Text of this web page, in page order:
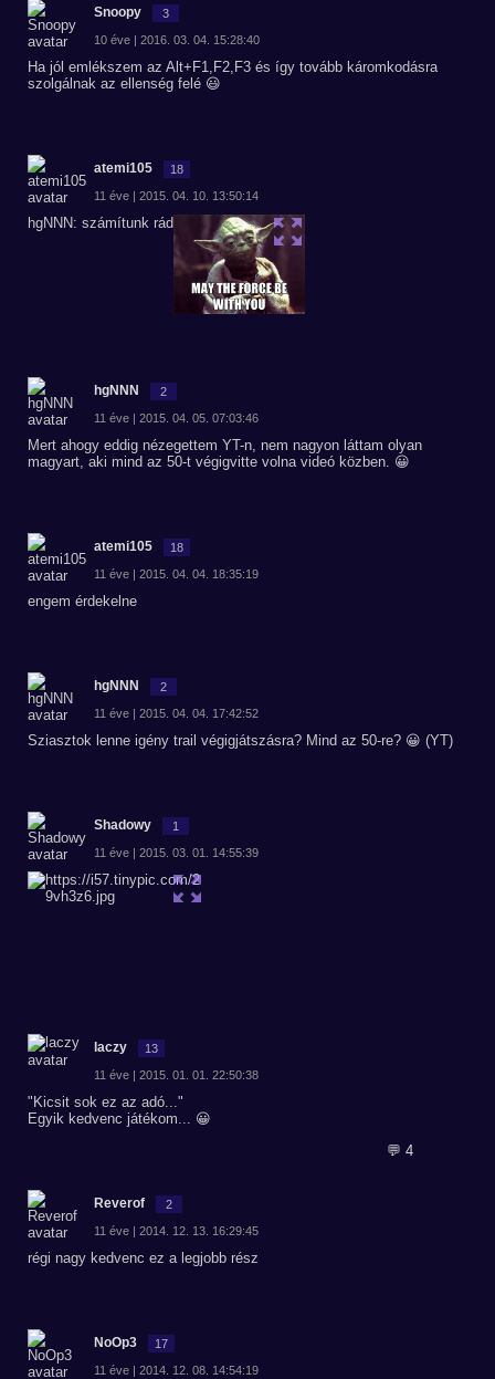
Snoopy 3
10 éve | 2016. 03. 04. 15:28:40
Ha jól emlékszem az Alt+F1,F2,F3 és így tovább káromkodásra
szolgálnak az ellenség felé 😃
atemi105 18
11 éve | 2015. 04. 10. 13:50:14
hgNNN: számítunk rád
hgNNN 2
11 éve | 2015. 04. 05. 07:03:46
Mert ahogy eddig nézegettem YT-n, nem nagyon láttam olyan
magyart, aki mind az 50-t végigvitte volna videó közben. 😀
atemi105 18
11 éve | 2015. 04. 04. 18:35:19
engem érdekelne
hgNNN 2
11 éve | 2015. 04. 04. 17:42:52
Sziasztok lenne igény trail végigjátszásra? Mind az 50-re? 😀 (YT)
Shadowy 1
11 éve | 2015. 03. 01. 14:55:39
laczy 13
11 éve | 2015. 01. 01. 22:50:38
"Kicsit sok ez az adó..."
Egyik kedvenc játékom... 😀
💬 4
Reverof 2
11 éve | 2014. 12. 13. 16:29:45
régi nagy kedvenc ez a legjobb rész
NoOp3 17
11 éve | 2014. 12. 08. 14:54:19